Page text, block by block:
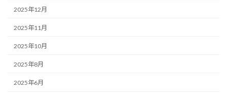
2025年12月
2025年11月
2025年10月
2025年8月
2025年6月